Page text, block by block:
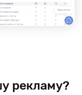
рекламу?